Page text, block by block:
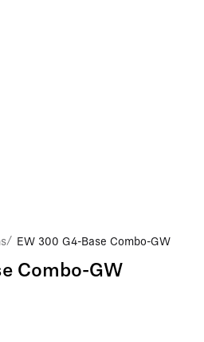
/ EW 300 G4-Base Combo-GW
Combo-GW